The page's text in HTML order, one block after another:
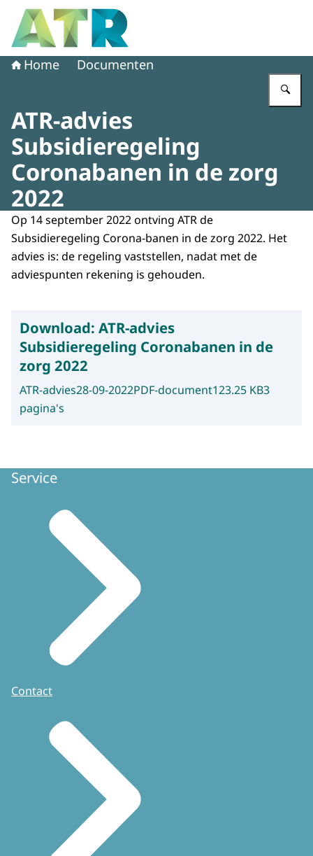
Naar de homepage van Adviescollege toetsing regeldruk
Home Documenten
ATR-advies
Subsidieregeling
Coronabanen in de zorg
2022
Op 14 september 2022 ontving ATR de
Subsidieregeling Corona-banen in de zorg 2022. Het
advies is: de regeling vaststellen, nadat met de
adviespunten rekening is gehouden.
Download: ATR-advies
Subsidieregeling Coronabanen in de
zorg 2022
ATR-advies28-09-2022PDF-document123.25 KB3
pagina's
Service
Contact